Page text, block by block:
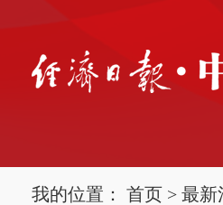
我的位置： 首页 > 最新